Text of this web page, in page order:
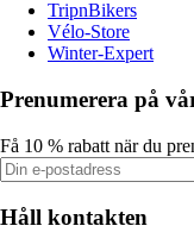
TripnBikers
Vélo-Store
Winter-Expert
Prenumerera på
Få 10 % rabatt när du
Håll kontakten